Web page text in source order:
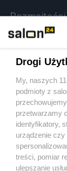
Rozmaitości
Sport
Kultura
Drogi
My, naszych
podmioty z
przetwarzamy
identyfikatory,
urządzenie czy
treści, pomiar
ulepszanie